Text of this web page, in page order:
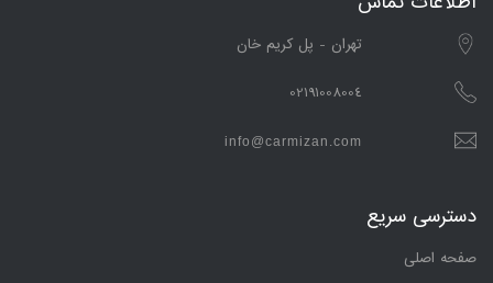
تهران - پل کریم خان
02191008004
info@carmizan.com
دسترسی سریع
صفحه اصلی